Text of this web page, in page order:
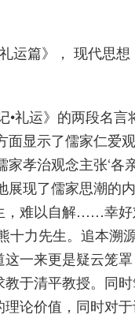
运篇》， 现代思想
礼运》的两段名言
面显示了儒家仁爱
孝治观念主张‘
现了儒家思潮的
难以自解……幸好
十力先生。追本溯
这一来更是疑云
于清平教授。同
论价值，同时对